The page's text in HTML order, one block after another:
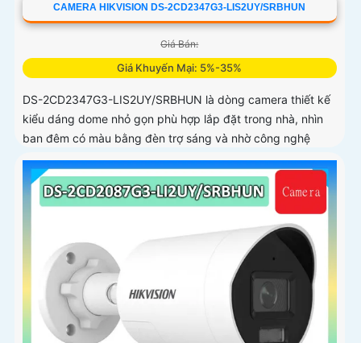
CAMERA HIKVISION DS-2CD2347G3-LIS2UY/SRBHUN
Giá Bán:
Giá Khuyến Mại: 5%-35%
DS-2CD2347G3-LIS2UY/SRBHUN là dòng camera thiết kế
kiểu dáng dome nhỏ gọn phù hợp lắp đặt trong nhà, nhìn
ban đêm có màu bằng đèn trợ sáng và nhờ công nghệ
ColorVU HikAI-ISP, có tính năng AI giúp nhận diện người và
phương tiện, tích hợp micro kép